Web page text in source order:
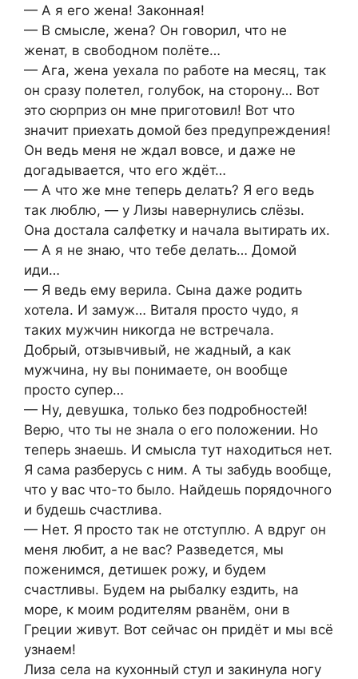
— А я его жена! Законная!
— В смысле, жена? Он говорил, что не
женат, в свободном полёте…
— Ага, жена уехала по работе на месяц, так
он сразу полетел, голубок, на сторону… Вот
это сюрприз он мне приготовил! Вот что
значит приехать домой без предупреждения!
Он ведь меня не ждал вовсе, и даже не
догадывается, что его ждёт…
— А что же мне теперь делать? Я его ведь
так люблю, — у Лизы навернулись слёзы.
Она достала салфетку и начала вытирать их.
— А я не знаю, что тебе делать… Домой
иди…
— Я ведь ему верила. Сына даже родить
хотела. И замуж… Виталя просто чудо, я
таких мужчин никогда не встречала.
Добрый, отзывчивый, не жадный, а как
мужчина, ну вы понимаете, он вообще
просто супер…
— Ну, девушка, только без подробностей!
Верю, что ты не знала о его положении. Но
теперь знаешь. И смысла тут находиться нет.
Я сама разберусь с ним. А ты забудь вообще,
что у вас что-то было. Найдешь порядочного
и будешь счастлива.
— Нет. Я просто так не отступлю. А вдруг он
меня любит, а не вас? Разведется, мы
поженимся, детишек рожу, и будем
счастливы. Будем на рыбалку ездить, на
море, к моим родителям рванём, они в
Греции живут. Вот сейчас он придёт и мы всё
узнаем!
Лиза села на кухонный стул и закинула ногу